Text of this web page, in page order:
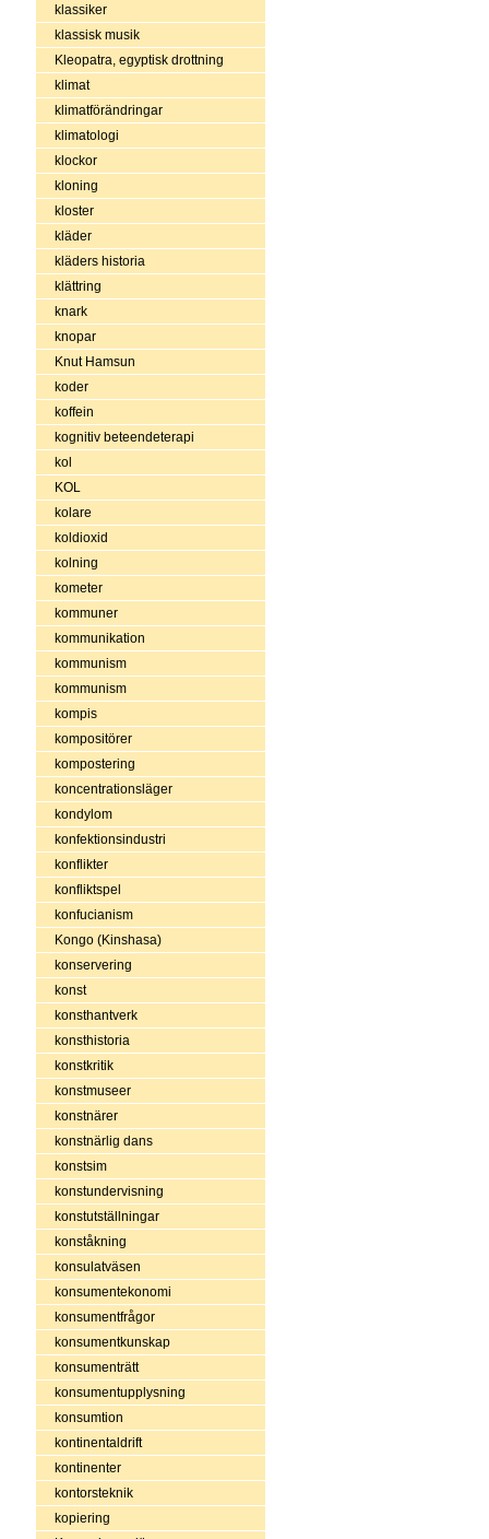
klassiker
klassisk musik
Kleopatra, egyptisk drottning
klimat
klimatförändringar
klimatologi
klockor
kloning
kloster
kläder
kläders historia
klättring
knark
knopar
Knut Hamsun
koder
koffein
kognitiv beteendeterapi
kol
KOL
kolare
koldioxid
kolning
kometer
kommuner
kommunikation
kommunism
kommunism
kompis
kompositörer
kompostering
koncentrationsläger
kondylom
konfektionsindustri
konflikter
konfliktspel
konfucianism
Kongo (Kinshasa)
konservering
konst
konsthantverk
konsthistoria
konstkritik
konstmuseer
konstnärer
konstnärlig dans
konstsim
konstundervisning
konstutställningar
konståkning
konsulatväsen
konsumentekonomi
konsumentfrågor
konsumentkunskap
konsumenträtt
konsumentupplysning
konsumtion
kontinentaldrift
kontinenter
kontorsteknik
kopiering